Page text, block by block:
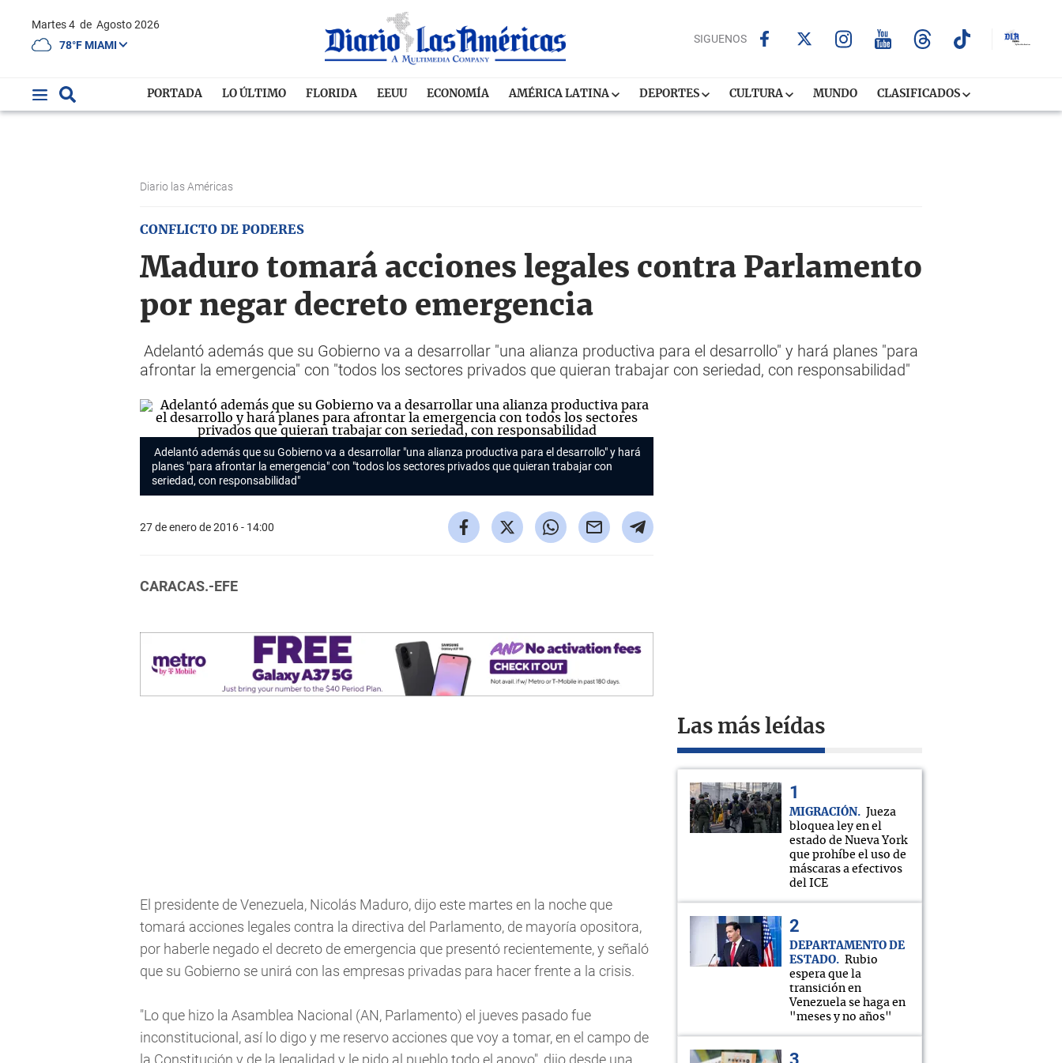
Martes 4 de Agosto 2026
78°F MIAMI
SIGUENOS
PORTADA LO ÚLTIMO FLORIDA EEUU ECONOMÍA AMÉRICA LATINA DEPORTES CULTURA MUNDO CLASIFICADOS
Diario las Américas
CONFLICTO DE PODERES
Maduro tomará acciones legales contra Parlamento
por negar decreto emergencia
Adelantó además que su Gobierno va a desarrollar "una alianza productiva para el desarrollo" y hará planes "para
afrontar la emergencia" con "todos los sectores privados que quieran trabajar con seriedad, con responsabilidad"
Adelantó además que su Gobierno va a desarrollar "una alianza productiva para el desarrollo" y hará
planes "para afrontar la emergencia" con "todos los sectores privados que quieran trabajar con
seriedad, con responsabilidad"
27 de enero de 2016 - 14:00
CARACAS.-EFE
El presidente de Venezuela, Nicolás Maduro, dijo este martes en la noche que
tomará acciones legales contra la directiva del Parlamento, de mayoría opositora,
por haberle negado el decreto de emergencia que presentó recientemente, y señaló
que su Gobierno se unirá con las empresas privadas para hacer frente a la crisis.
"Lo que hizo la Asamblea Nacional (AN, Parlamento) el jueves pasado fue
inconstitucional, así lo digo y me reservo acciones que voy a tomar, en el campo de
Las más leídas
MIGRACIÓN
Jueza
bloquea ley en el
estado de Nueva York
que prohíbe el uso de
máscaras a efectivos
del ICE
DEPARTAMENTO DE
ESTADO
Rubio
espera que la
transición en
Venezuela se haga en
"meses y no años"